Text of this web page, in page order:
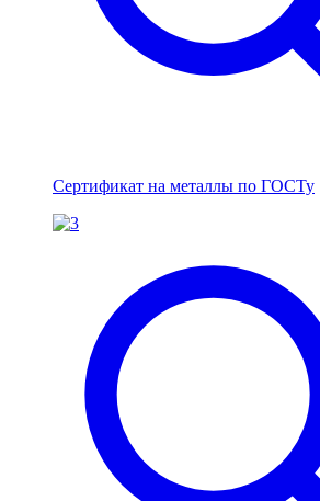
Сертификат на металлы по ГОСТу